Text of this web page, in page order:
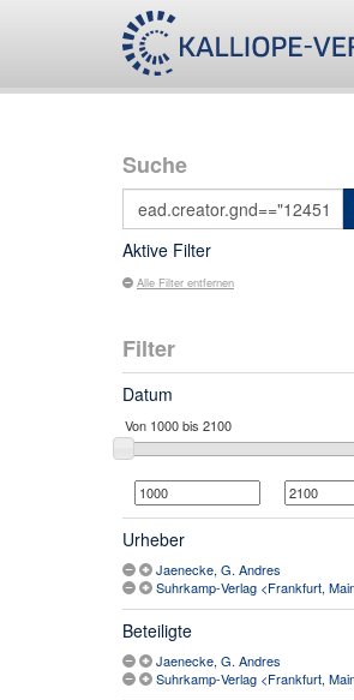
Suche
Aktive Filter
Alle Filter entfernen
Filter
Datum
Urheber
Jaenecke, G. Andres
Beteiligte
Jaenecke, G. Andres